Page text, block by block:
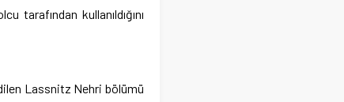
tarafından kullanıldığını
Lassnitz Nehri bölümü